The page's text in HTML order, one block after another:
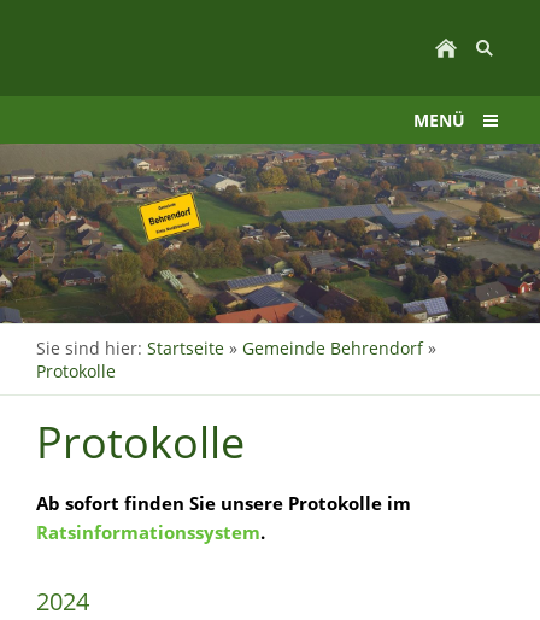
MENÜ
Sie sind hier: Startseite » Gemeinde Behrendorf»
Protokolle
Protokolle
Ab sofort finden Sie unsere Protokolle im
Ratsinformationssystem.
2024